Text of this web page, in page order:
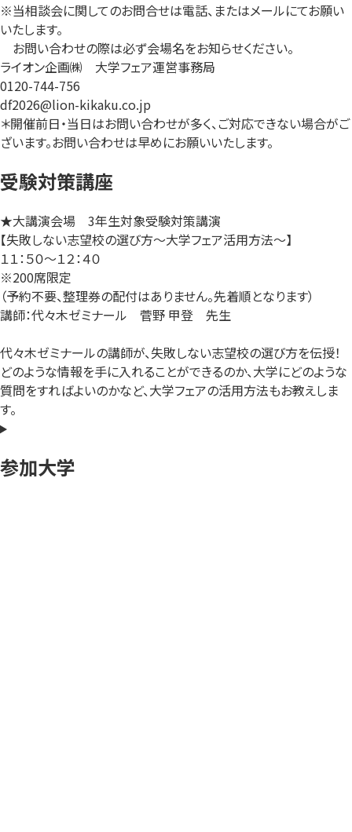
※当相談会に関してのお問合せは電話、またはメールにてお願い
いたします。
お問い合わせの際は必ず会場名をお知らせください。
ライオン企画㈱ 大学フェア運営事務局
0120-744-756
df2026@lion-kikaku.co.jp
＊開催前日・当日はお問い合わせが多く、ご対応できない場合がご
ざいます。お問い合わせは早めにお願いいたします。
受験対策講座
★大講演会場 3年生対象受験対策講演
【失敗しない志望校の選び方～大学フェア活用方法～】
１１：５０～１２：４０
※200席限定
（予約不要、整理券の配付はありません。先着順となります）
講師：代々木ゼミナール 菅野 甲登 先生
代々木ゼミナールの講師が、失敗しない志望校の選び方を伝授！
どのような情報を手に入れることができるのか、大学にどのような
質問をすればよいのかなど、大学フェアの活用方法もお教えしま
す。
参加大学